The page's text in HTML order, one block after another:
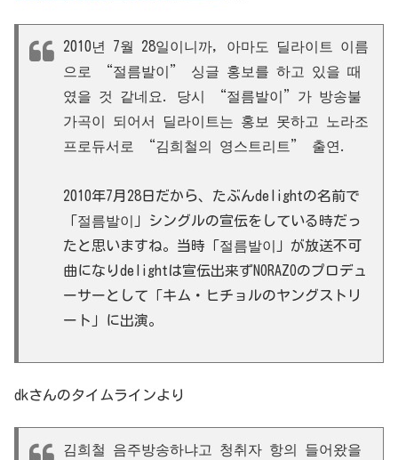
2010년 7월 28일이니까, 아마도 딜라이트 이름
으로 “절름발이” 싱글 홍보를 하고 있을 때
였을 것 같네요. 당시 “절름발이”가 방송불
가곡이 되어서 딜라이트는 홍보 못하고 노라조
프로듀서로 “김희철의 영스트리트” 출연.
2010年7月28日だから、たぶんdelightの名前で
「절름발이」シングルの宣伝をしている時だっ
たと思いますね。当時「절름발이」が放送不可
曲になりdelightは宣伝出来ずNORAZOのプロデュ
ーサーとして「キム・ヒチョルのヤングストリ
ート」に出演。
dkさんのタイムラインより
김희철 음주방송하냐고 청취자 항의 들어왔을